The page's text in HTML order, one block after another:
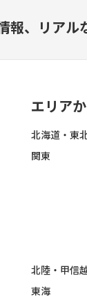
、 リアル
エリア
北海道・東
関東
北陸・甲信
東海